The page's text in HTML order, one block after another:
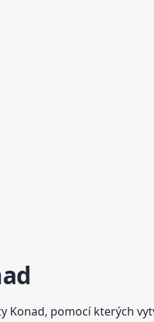
Konad, pomocí kterých